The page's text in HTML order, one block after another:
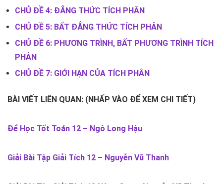
CHỦ ĐỀ 4: ĐẲNG THỨC TÍCH PHÂN
CHỦ ĐỀ 5: BẤT ĐẲNG THỨC TÍCH PHÂN
CHỦ ĐỀ 6: PHƯƠNG TRÌNH, BẤT PHƯƠNG TRÌNH TÍCH
PHÂN
CHỦ ĐỀ 7: GIỚI HẠN CỦA TÍCH PHÂN
BÀI VIẾT LIÊN QUAN: (NHẤP VÀO ĐỂ XEM CHI TIẾT)
Để Học Tốt Toán 12 – Ngô Long Hậu
Giải Bài Tập Giải Tích 12 – Nguyễn Vũ Thanh